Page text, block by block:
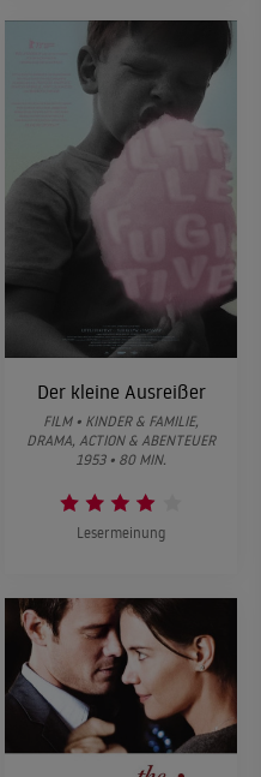
Der kleine Ausreißer
FILM • KINDER & FAMILIE,
DRAMA, ACTION & ABENTEUER
1953 • 80 MIN.
Lesermeinung